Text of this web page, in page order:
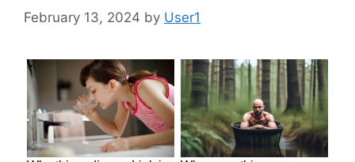
February 13, 2024 by User1